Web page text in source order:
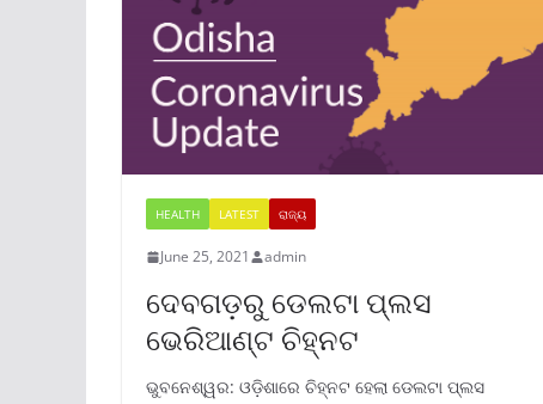
HEALTH LATEST ରାଜ୍ୟ
June 25, 2021 admin
ଦେବଗଡ଼ରୁ ଡେଲଟା ପ୍ଲସ
ଭେରିଆଣ୍ଟ ଚିହ୍ନଟ
ଭୁବନେଶ୍ୱର: ଓଡ଼ିଶାରେ ଚିହ୍ନଟ ହେଲା ଡେଲଟା ପ୍ଲସ